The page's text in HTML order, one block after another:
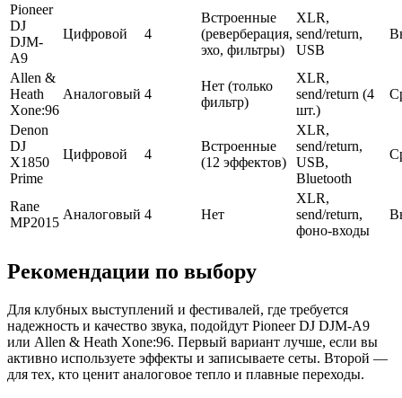
Pioneer
DJ
DJM-
A9
Цифровой 4
Встроенные
(реверберация,
эхо, фильтры)
XLR,
send/return,
USB
Allen &
Heath
Xone:96
Аналоговый 4
Нет (только
фильтр)
XLR,
send/return (4
шт.)
Denon
DJ
X1850
Prime
Цифровой 4
Встроенные
(12 эффектов)
XLR,
send/return,
USB,
Bluetooth
Rane
MP2015
Аналоговый 4 Нет
XLR,
send/return,
фоно-входы
Рекомендации по выбору
Для клубных выступлений и фестивалей, где требуется
надежность и качество звука, подойдут Pioneer DJ DJM-A9
или Allen & Heath Xone:96. Первый вариант лучше, если вы
активно используете эффекты и записываете сеты. Второй —
для тех, кто ценит аналоговое тепло и плавные переходы.